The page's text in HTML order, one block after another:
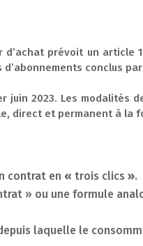
prévoit un article
conclus
2023. Les modalités
direct et permanent à
contrat en « trois clics ».
» ou une formule
laquelle le